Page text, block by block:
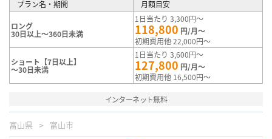
プラン名・期間 月額目安
ロング
30日以上～360日未満
1日当たり 3,300円～
118,800 円/月～
初期費用他 22,000円～
ショート【7日以上】
～30日未満
1日当たり 3,600円～
127,800 円/月～
初期費用他 16,500円～
インターネット無料
富山県 富山市